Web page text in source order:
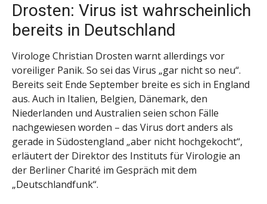
Drosten: Virus ist wahrscheinlich
bereits in Deutschland
Virologe Christian Drosten warnt allerdings vor
voreiliger Panik. So sei das Virus „gar nicht so neu“.
Bereits seit Ende September breite es sich in England
aus. Auch in Italien, Belgien, Dänemark, den
Niederlanden und Australien seien schon Fälle
nachgewiesen worden – das Virus dort anders als
gerade in Südostengland „aber nicht hochgekocht“,
erläutert der Direktor des Instituts für Virologie an
der Berliner Charité im Gespräch mit dem
„Deutschlandfunk“.